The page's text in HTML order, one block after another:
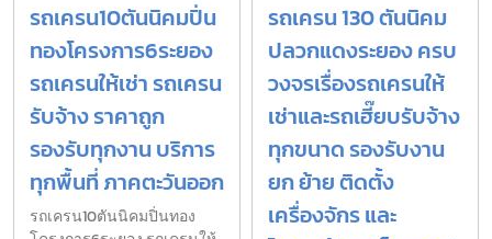
รถเครน10ตันนิคมปิ่น
ทองโครงการ6ระยอง
รถเครนให้เช่า รถเครน
รับจ้าง ราคาถูก
รองรับทุกงาน บริการ
ทุกพื้นที่ ภาคตะวันออก
รถเครน10ตันนิคมปิ่นทอง
รถเครน 130 ตันนิคม
ปลวกแดงระยอง ครบ
วงจรเรื่องรถเครนให้
เช่าและรถเฮี๊ยบรับจ้าง
ทุกขนาด รองรับงาน
ยก ย้าย ติดตั้ง
เครื่องจักร และ